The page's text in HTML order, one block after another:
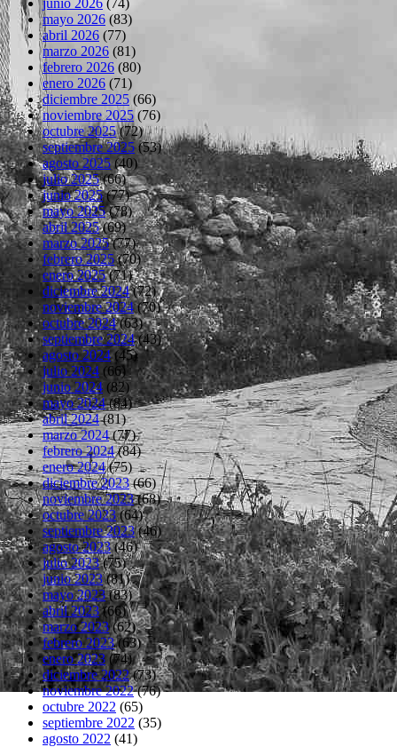
mayo 2026 (83)
abril 2026 (77)
marzo 2026 (81)
febrero 2026 (80)
enero 2026 (71)
diciembre 2025 (66)
noviembre 2025 (76)
octubre 2025(72)
septiembre 2025(53)
agosto 2025(40)
julio 2025(66)
junio 2025(77)
mayo 2025(78)
abril 2025(69)
marzo 2025(77)
febrero 2025(70)
enero 2025(71)
diciembre 2024(72)
noviembre 2024(70)
octubre 2024(63)
septiembre 2024(43)
agosto 2024(45)
julio 2024 (66)
junio 2024 (82)
mayo 2024(84)
abril 2024(81)
marzo 2024(77)
febrero 2024(84)
enero 2024(75)
diciembre 2023(66)
noviembre 2023(68)
octubre 2023(64)
septiembre 2023(46)
agosto 2023(46)
julio 2023(75)
junio 2023(81)
mayo 2023(83)
abril 2023(66)
marzo 2023(62)
febrero 2023(63)
enero 2023 (74)
diciembre 2022(73)
noviembre 2022(76)
octubre 2022 (65)
septiembre 2022 (35)
agosto 2022 (41)